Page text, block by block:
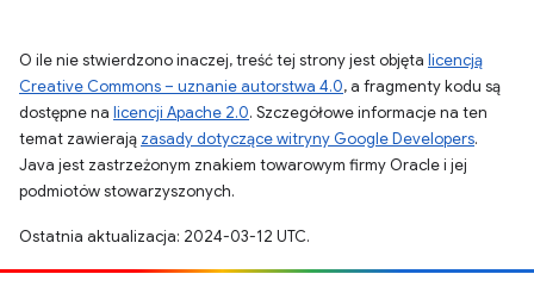
O ile nie stwierdzono inaczej, treść tej strony jest objęta licencją
Creative Commons – uznanie autorstwa 4.0, a fragmenty kodu są
dostępne na licencji Apache 2.0. Szczegółowe informacje na ten
temat zawierają zasady dotyczące witryny Google Developers.
Java jest zastrzeżonym znakiem towarowym firmy Oracle i jej
podmiotów stowarzyszonych.
Ostatnia aktualizacja: 2024-03-12 UTC.